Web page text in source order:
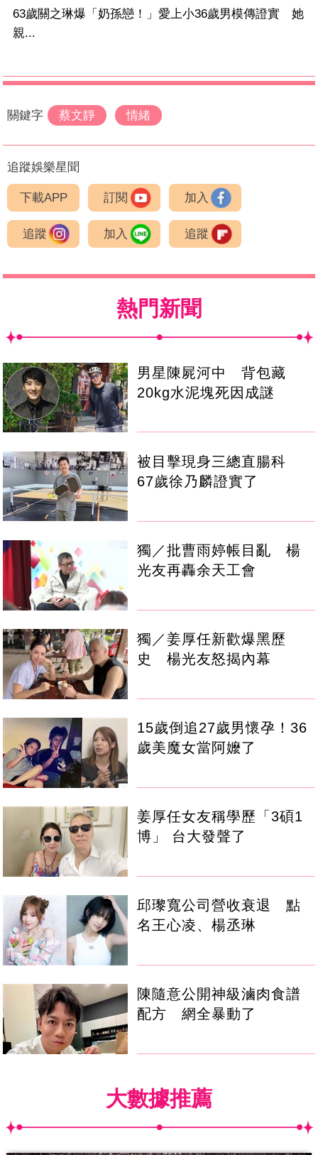
63歲關之琳爆「奶孫戀！」愛上小36歲男模傳證實 她
親...
關鍵字 蔡文靜 情緒
追蹤娛樂星聞
下載APP 訂閱 加入
追蹤 加入 追蹤
熱門新聞
男星陳屍河中 背包藏
20kg水泥塊死因成謎
被目擊現身三總直腸科
67歲徐乃麟證實了
獨／批曹雨婷帳目亂 楊
光友再轟余天工會
獨／姜厚任新歡爆黑歷
史 楊光友怒揭內幕
15歲倒追27歲男懷孕！36
歲美魔女當阿嬤了
姜厚任女友稱學歷「3碩1
博」 台大發聲了
邱瓈寬公司營收衰退 點
名王心凌、楊丞琳
陳隨意公開神級滷肉食譜
配方 網全暴動了
大數據推薦